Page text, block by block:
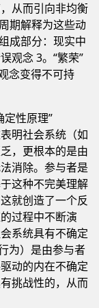
从而引向非均衡
期解释为这些动
成部分：现实中
观念 3。“繁荣”
念变得不可持
定性原理”
明社会系统（如
，更根本的是由
消除。参与者是
这种不完美理解
就创造了一个反
过程中不断演
系统具有不确定
为）是由参与者
动的内在不确定
挑战性的，从而